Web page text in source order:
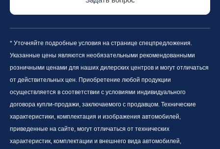
* Уточняйте подробные условия на странице спецпредложения.
Указанные цены являются необязательными рекомендованными
розничными ценами для наших дилерских центров и могут отличаться
от действительных цен. Приобретение любой продукции
осуществляется в соответствии с условиями индивидуального
договора купли-продажи, заключаемого с продавцом. Технические
характеристики, комплектация и изображения автомобилей,
приведенные на сайте, могут отличаться от технических
характеристик, комплектации и внешнего вида автомобилей,